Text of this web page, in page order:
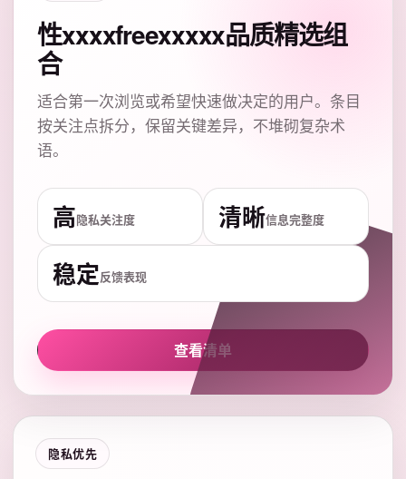
性xxxxfreexxxxx品质精选组
合
适合第一次浏览或希望快速做决定的用户。条目
按关注点拆分，保留关键差异，不堆砌复杂术
语。
高隐私关注度 清晰信息完整度
稳定反馈表现
查看清单
隐私优先